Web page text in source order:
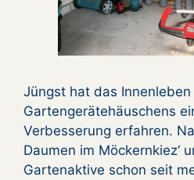
Jüngst hat das Innenleben
Gartengerätehäuschens
Verbesserung erfahren.
Daumen im Möckernkiez‘
Gartenaktive schon seit